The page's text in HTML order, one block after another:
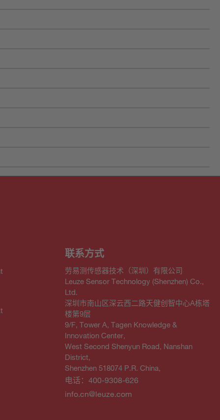
联系方式
劳易测传感器技术（深圳）有限公司
Leuze Sensor Technology (Shenzhen) Co.,
Ltd.
深圳市南山区深云西二路天健创智中心A栋塔
楼第9层
9/F, Tower A, Tagen Knowledge &
Innovation Center,
West Second Shenyun Road, Nanshan
District,
Shenzhen 518074 P.R. China,
电话：400-9308-626
info.cn@leuze.com